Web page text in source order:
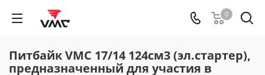
0
Питбайк VMC 17/14 124см3 (эл.стартер),
предназначенный для участия в